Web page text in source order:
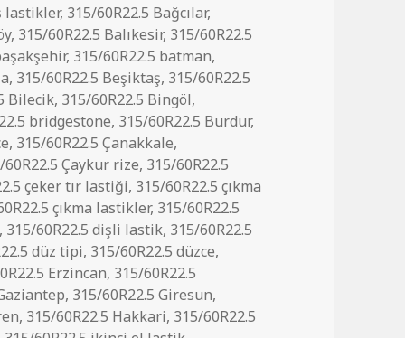
lastikler, 315/60R22.5 Bağcılar,
, 315/60R22.5 Balıkesir, 315/60R22.5
, 315/60R22.5 batman,
, 315/60R22.5 Beşiktaş, 315/60R22.5
Bilecik, 315/60R22.5 Bingöl,
bridgestone, 315/60R22.5 Burdur,
, 315/60R22.5 Çanakkale,
60R22.5 Çaykur rize, 315/60R22.5
çeker tır lastiği, 315/60R22.5 çıkma
çıkma lastikler, 315/60R22.5
, 315/60R22.5 dişli lastik, 315/60R22.5
düz tipi, 315/60R22.5 düzce,
Erzincan, 315/60R22.5
, 315/60R22.5 Giresun,
, 315/60R22.5 Hakkari, 315/60R22.5